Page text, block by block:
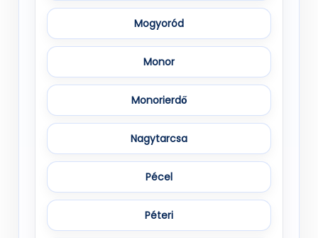
Mogyoród
Monor
Monorierdő
Nagytarcsa
Pécel
Péteri